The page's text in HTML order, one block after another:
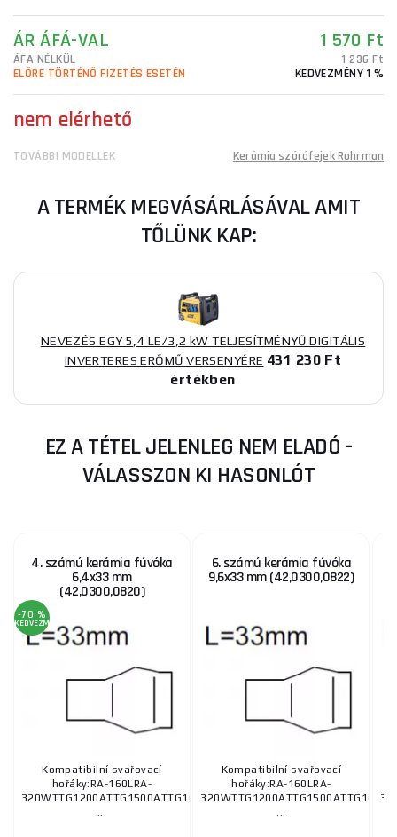
ÁR ÁFÁ-VAL 1 570 Ft
ÁFA NÉLKÜL
1 236 Ft
ELŐRE TÖRTÉNŐ FIZETÉS ESETÉN
KEDVEZMÉNY 1 %
nem elérhető
TOVÁBBI MODELLEK Kerámia szórófejek Rohrman
A TERMÉK MEGVÁSÁRLÁSÁVAL AMIT
TŐLÜNK KAP:
NEVEZÉS EGY 5,4 LE/3,2 kW TELJESÍTMÉNYŰ DIGITÁLIS
INVERTERES ERŐMŰ VERSENYÉRE 431 230 Ft
értékben
EZ A TÉTEL JELENLEG NEM ELADÓ -
VÁLASSZON KI HASONLÓT
4. számú kerámia fúvóka
6,4x33 mm
(42,0300,0820)
-70 %
KEDVEZMÉNY
Kompatibilní svařovací
hořáky:RA-160LRA-
320WTTG1200ATTG1500ATTG1600ATTW2500ATTW3000AAL1500
...
6. számú kerámia fúvóka
9,6x33 mm (42,0300,0822)
Kompatibilní svařovací
hořáky:RA-160LRA-
...